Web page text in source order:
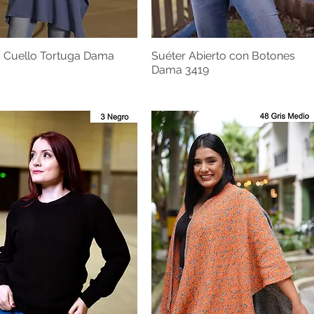
Cuello Tortuga Dama
Suéter Abierto con Botones
Dama 3419